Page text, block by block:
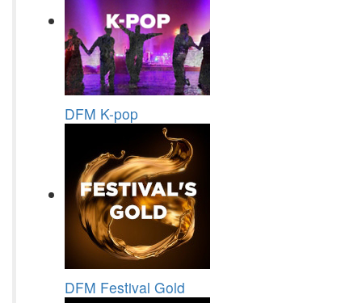
DFM K-pop
DFM Festival Gold